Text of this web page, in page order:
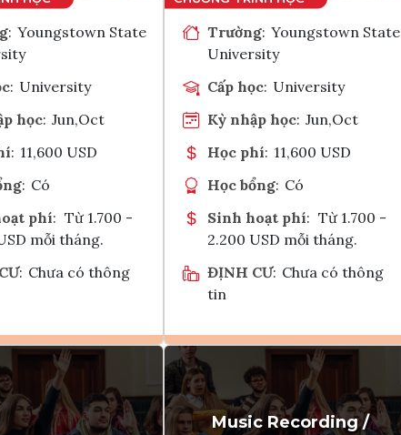
: Youngstown State
: University
học: Jun,Oct
: 11,600 USD
: Có
phí: Từ 1.700 -
mỗi tháng.
: Chưa có thông
Ghi danh
Tham vấn Interlink
Trường: Youngstown State
University
Cấp học: University
Kỳ nhập học: Jun,Oct
Học phí: 11,600 USD
Học bổng: Có
Sinh hoạt phí: Từ 1.700 -
2.200 USD mỗi tháng.
ĐỊNH CƯ: Chưa có thông
tin
Ghi danh
Tham vấn Interlink
Music Recording /